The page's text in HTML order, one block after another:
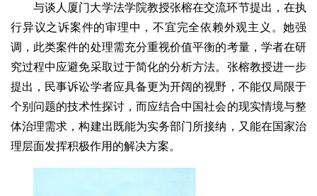
与谈人厦门大学法学院教授张榕在交流环节提出，在执
行异议之诉案件的审理中，不宜完全依赖外观主义。她强
调，此类案件的处理需充分重视价值平衡的考量，学者在研
究过程中应避免采取过于简化的分析方法。张榕教授进一步
提出，民事诉讼学者应具备更为开阔的视野，不能仅局限于
个别问题的技术性探讨，而应结合中国社会的现实情境与整
体治理需求，构建出既能为实务部门所接纳，又能在国家治
理层面发挥积极作用的解决方案。